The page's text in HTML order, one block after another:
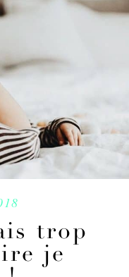
trop
je